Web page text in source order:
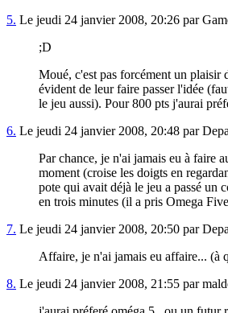
5. Le jeudi 24 janvier 2008, 20:26 par
;D
Moué, c'est pas forcément un plaisir
évident de leur faire passer l'idée
le jeu aussi). Pour 800 pts j'aurai
6. Le jeudi 24 janvier 2008, 20:48 par
Par chance, je n'ai jamais eu à faire
moment (croise les doigts en
pote qui avait déjà le jeu a passé un
en trois minutes (il a pris Omega
7. Le jeudi 24 janvier 2008, 20:50 par
Affaire, je n'ai jamais eu affaire... (à
8. Le jeudi 24 janvier 2008, 21:55 par